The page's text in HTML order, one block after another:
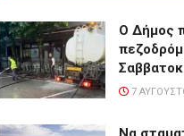
Ο Δήμος
7